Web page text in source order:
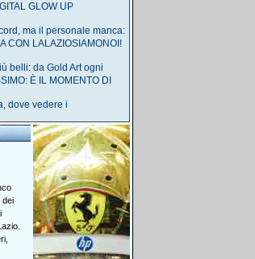
GLOW UP
ma il personale manca:
CON LALAZIOSIAMONOI!
belli: da Gold Art ogni
È IL MOMENTO DI
dove vedere i
dei